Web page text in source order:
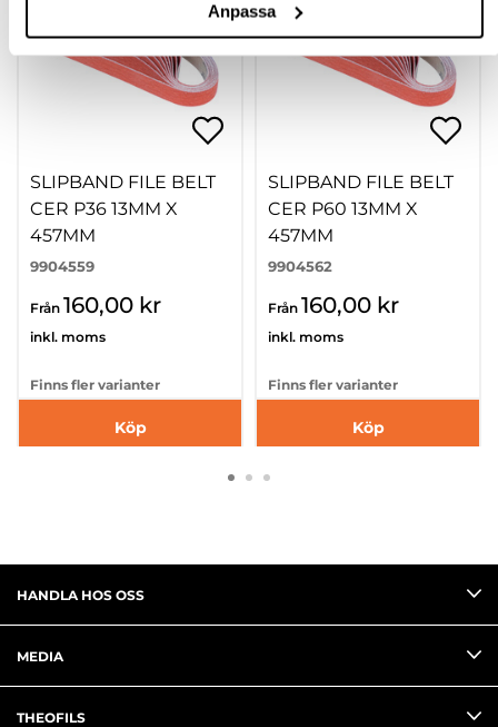
Anpassa
SLIPBAND FILE BELT
CER P36 13MM X
457MM
9904559
Från 160,00 kr
inkl. moms
Finns fler varianter
Köp
SLIPBAND FILE BELT
CER P60 13MM X
457MM
9904562
Från 160,00 kr
inkl. moms
Finns fler varianter
Köp
HANDLA HOS OSS
MEDIA
THEOFILS